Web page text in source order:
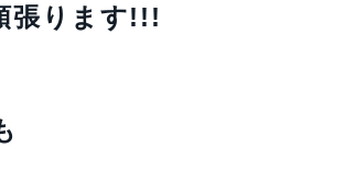
張ります!!!